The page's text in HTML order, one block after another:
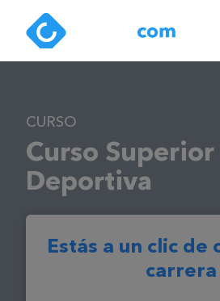
CURSO
Curso
Deportiva
Estás a un clic de
carrera